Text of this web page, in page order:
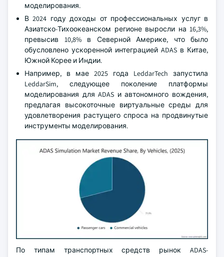
моделирования.
В 2024 году доходы от профессиональных услуг в
Азиатско-Тихоокеанском регионе выросли на 16,3%,
превысив 10,8% в Северной Америке, что было
обусловлено ускоренной интеграцией ADAS в Китае,
Южной Корее и Индии.
Например, в мае 2025 года LeddarTech запустила
LeddarSim, следующее поколение платформы
моделирования для ADAS и автономного вождения,
предлагая высокоточные виртуальные среды для
удовлетворения растущего спроса на продвинутые
инструменты моделирования.
По типам транспортных средств рынок ADAS-